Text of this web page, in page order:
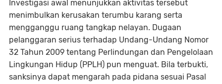
Investigasi awal menunjukkan aktivitas tersebut
menimbulkan kerusakan terumbu karang serta
mengganggu ruang tangkap nelayan. Dugaan
pelanggaran serius terhadap Undang-Undang Nomor
32 Tahun 2009 tentang Perlindungan dan Pengelolaan
Lingkungan Hidup (PPLH) pun menguat. Bila terbukti,
sanksinya dapat mengarah pada pidana sesuai Pasal